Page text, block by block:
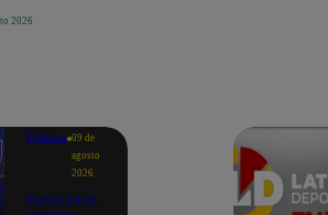
2026
Política 09 de
agosto
2026
Punto Final: